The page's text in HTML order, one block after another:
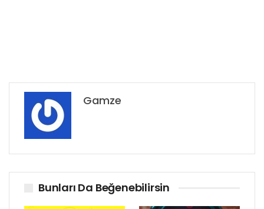
Gamze
Bunları Da Beğenebilirsin